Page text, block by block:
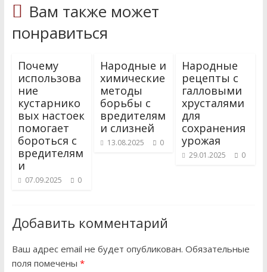
ь
Вам также может
понравиться
Почему
использова
ние
кустарнико
вых настоек
помогает
бороться с
вредителям
и
07.09.2025 0
Народные и
химические
методы
борьбы с
вредителям
и слизней
13.08.2025 0
Народные
рецепты с
галловыми
хрусталями
для
сохранения
урожая
29.01.2025 0
Добавить комментарий
Ваш адрес email не будет опубликован. Обязательные
поля помечены *